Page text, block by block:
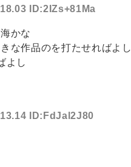
ID:2IZs+81Ma
かな
な作品のを打たせればよし
よし
ID:FdJal2J80